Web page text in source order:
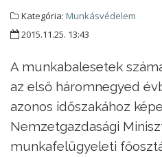
Kategória: Munkásvédelem
2015.11.25. 13:43
A munkabalesetek
az első háromnegyed
azonos időszakához
Nemzetgazdasági
munkafelügyeleti